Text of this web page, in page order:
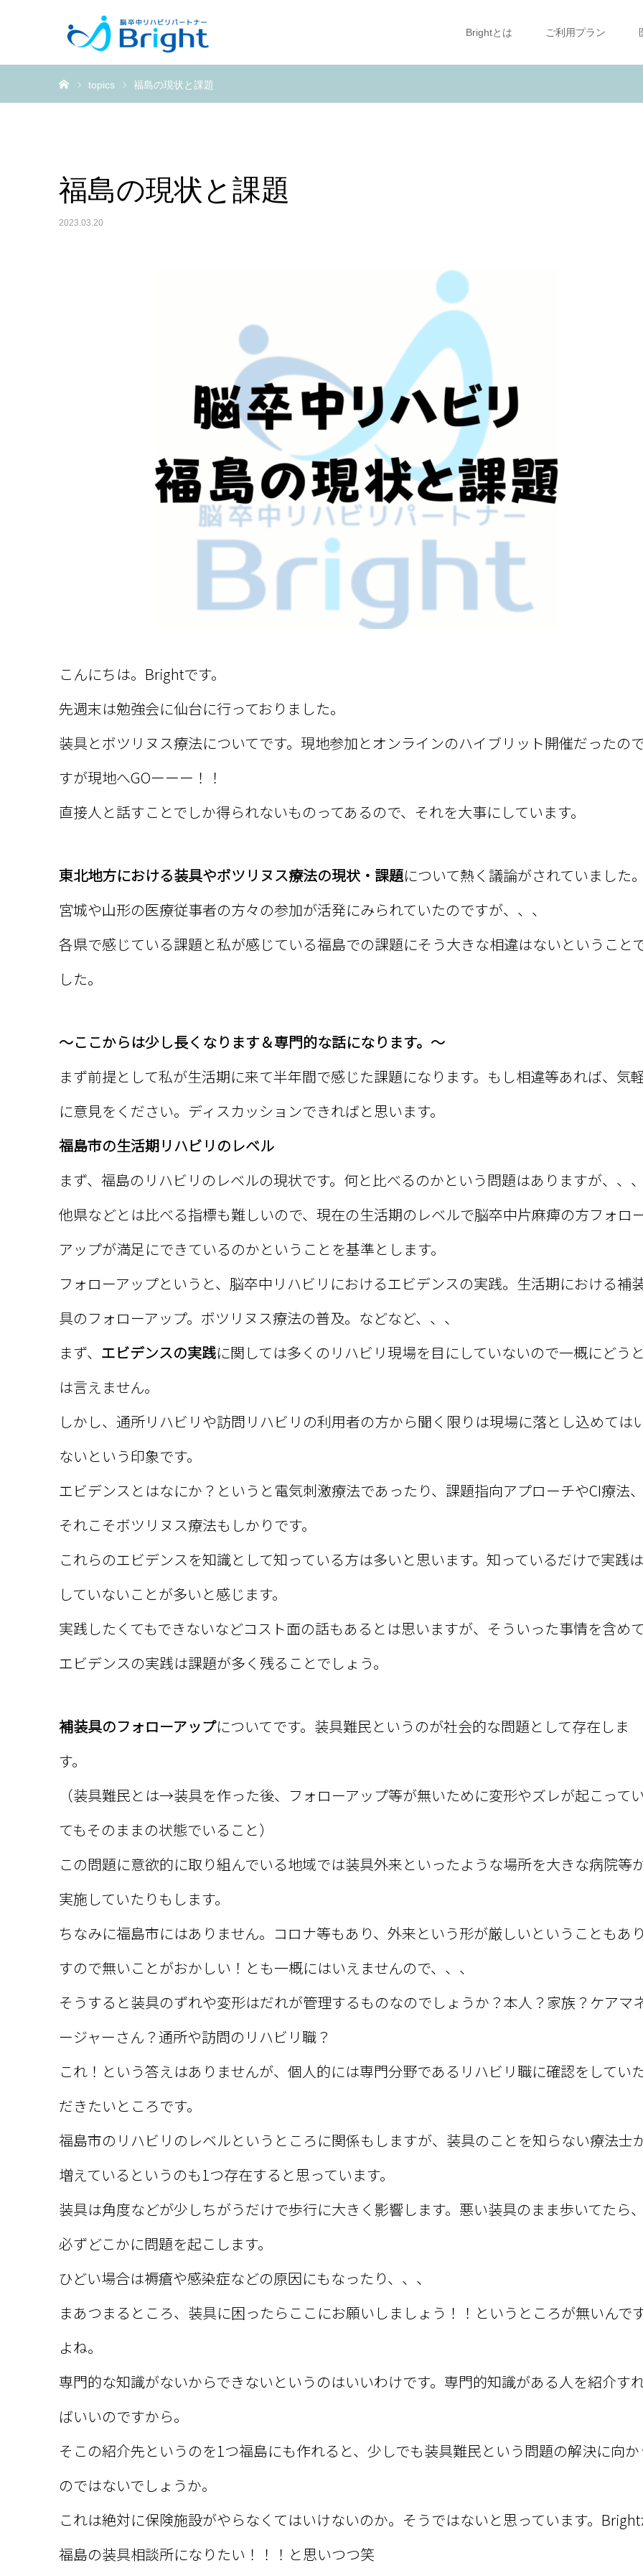
Brightとは ご利用プラン
topics 福島の現状と課題
福島の現状と課題
2023.03.20
こんにちは。Brightです。
先週末は勉強会に仙台に行っておりました。
装具とボツリヌス療法についてです。現地参加とオンラインのハイブリット開催だったの
すが現地へGOーーー！！
直接人と話すことでしか得られないものってあるので、それを大事にしています。
東北地方における装具やボツリヌス療法の現状・課題について熱く議論がされていました。
宮城や山形の医療従事者の方々の参加が活発にみられていたのですが、、、
各県で感じている課題と私が感じている福島での課題にそう大きな相違はないということ
した。
～ここからは少し長くなります＆専門的な話になります。～
まず前提として私が生活期に来て半年間で感じた課題になります。もし相違等あれば、気
に意見をください。ディスカッションできればと思います。
福島市の生活期リハビリのレベル
まず、福島のリハビリのレベルの現状です。何と比べるのかという問題はありますが、、、
他県などとは比べる指標も難しいので、現在の生活期のレベルで脳卒中片麻痺の方フォロ
アップが満足にできているのかということを基準とします。
フォローアップというと、脳卒中リハビリにおけるエビデンスの実践。生活期における補
具のフォローアップ。ボツリヌス療法の普及。などなど、、、
まず、 エビデンスの実践に関しては多くのリハビリ現場を目にしていないので一概にどうと
は言えません。
しかし、通所リハビリや訪問リハビリの利用者の方から聞く限りは現場に落とし込めては
ないという印象です。
エビデンスとはなにか？というと電気刺激療法であったり、課題指向アプローチやCI療法、
それこそボツリヌス療法もしかりです。
これらのエビデンスを知識として知っている方は多いと思います。知っているだけで実践は
していないことが多いと感じます。
実践したくてもできないなどコスト面の話もあるとは思いますが、そういった事情を含めて
エビデンスの実践は課題が多く残ることでしょう。
補装具のフォローアップについてです。装具難民というのが社会的な問題として存在しま
す。
（装具難民とは→装具を作った後、フォローアップ等が無いために変形やズレが起こってい
てもそのままの状態でいること）
この問題に意欲的に取り組んでいる地域では装具外来といったような場所を大きな病院等
実施していたりもします。
ちなみに福島市にはありません。コロナ等もあり、外来という形が厳しいということもあり
すので無いことがおかしい！とも一概にはいえませんので、、、
そうすると装具のずれや変形はだれが管理するものなのでしょうか？本人？家族？ケアマ
ージャーさん？通所や訪問のリハビリ職？
これ！という答えはありませんが、個人的には専門分野であるリハビリ職に確認をしてい
だきたいところです。
福島市のリハビリのレベルというところに関係もしますが、装具のことを知らない療法士
増えているというのも1つ存在すると思っています。
装具は角度などが少しちがうだけで歩行に大きく影響します。悪い装具のまま歩いてたら、
必ずどこかに問題を起こします。
ひどい場合は褥瘡や感染症などの原因にもなったり、、、
まあつまるところ、装具に困ったらここにお願いしましょう！！というところが無いんで
よね。
専門的な知識がないからできないというのはいいわけです。専門的知識がある人を紹介す
ばいいのですから。
そこの紹介先というのを1つ福島にも作れると、少しでも装具難民という問題の解決に向か
のではないでしょうか。
これは絶対に保険施設がやらなくてはいけないのか。そうではないと思っています。
福島の装具相談所になりたい！！！と思いつつ笑